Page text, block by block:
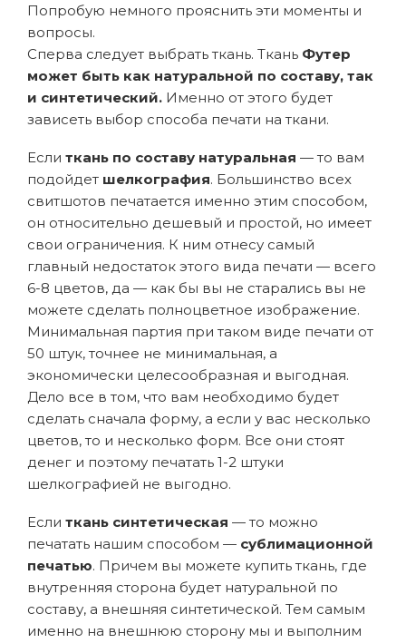
Попробую немного прояснить эти моменты и
вопросы.
Сперва следует выбрать ткань. Ткань Футер
может быть как натуральной по составу, так
и синтетический. Именно от этого будет
зависеть выбор способа печати на ткани.
Если ткань по составу натуральная — то вам
подойдет шелкография. Большинство всех
свитшотов печатается именно этим способом,
он относительно дешевый и простой, но имеет
свои ограничения. К ним отнесу самый
главный недостаток этого вида печати — всего
6-8 цветов, да — как бы вы не старались вы не
можете сделать полноцветное изображение.
Минимальная партия при таком виде печати от
50 штук, точнее не минимальная, а
экономически целесообразная и выгодная.
Дело все в том, что вам необходимо будет
сделать сначала форму, а если у вас несколько
цветов, то и несколько форм. Все они стоят
денег и поэтому печатать 1-2 штуки
шелкографией не выгодно.
Если ткань синтетическая — то можно
печатать нашим способом — сублимационной
печатью. Причем вы можете купить ткань, где
внутренняя сторона будет натуральной по
составу, а внешняя синтетической. Тем самым
именно на внешнюю сторону мы и выполним